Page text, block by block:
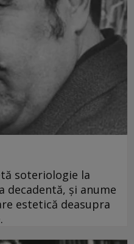
soteriologie la
decadentă, și anume
estetică deasupra